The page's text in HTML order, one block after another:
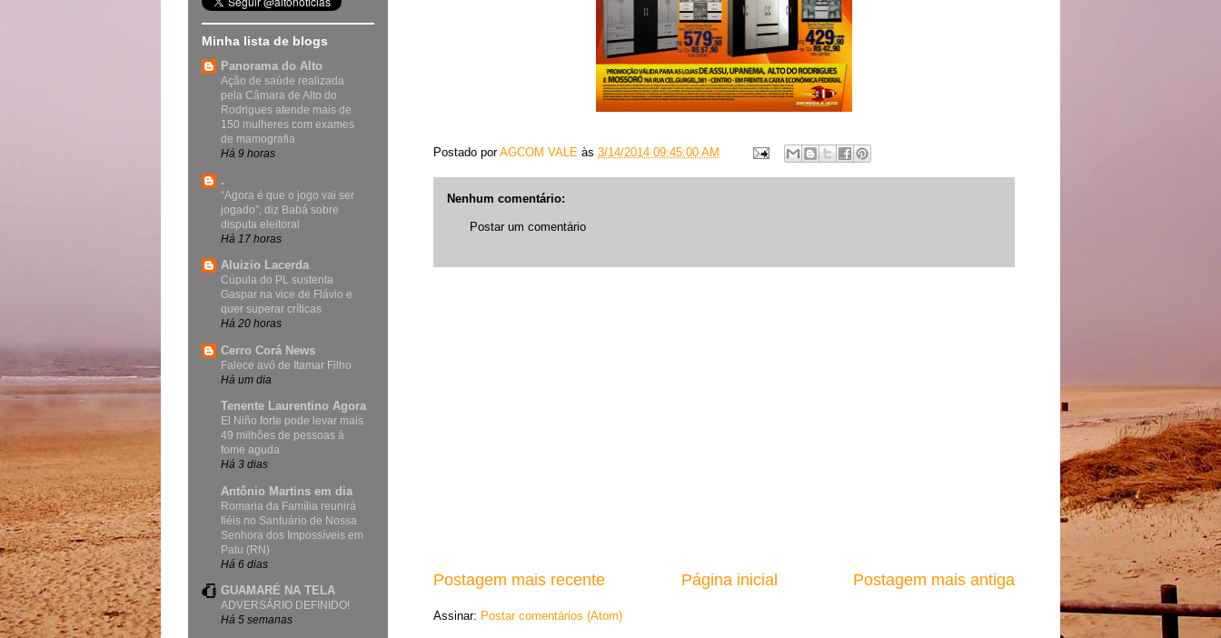
Postado porAGCOM VALE às 3/14/2014 09:45:00 AM
Nenhum comentário:
Postar um comentário
Postagem mais recente Postagem mais antiga
Página inicial
Assinar: Postar comentários (Atom)
Minha lista de blogs
Panorama do Alto
Ação de saúde realizada
pela Câmara de Alto do
Rodrigues atende mais de
150 mulheres com exames
de mamografia
Há 9 horas
.
“Agora é que o jogo vai ser
jogado”, diz Babá sobre
disputa eleitoral
Há 17 horas
Aluizio Lacerda
Cúpula do PL sustenta
Gaspar na vice de Flávio e
quer superar críticas
Há 20 horas
Cerro Corá News
Falece avó de Itamar Filho
Há um dia
Tenente Laurentino Agora
El Niño forte pode levar mais
49 milhões de pessoas à
fome aguda
Há 3 dias
Antônio Martins em dia
Romaria da Família reunirá
fiéis no Santuário de Nossa
Senhora dos Impossíveis em
Patu (RN)
Há 6 dias
GUAMARÉ NA TELA
ADVERSÁRIO DEFINIDO!
Há 5 semanas